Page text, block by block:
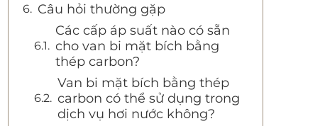
Câu hỏi thường gặp
Các cấp áp suất nào có sẵn
cho van bi mặt bích bằng
thép carbon?
Van bi mặt bích bằng thép
carbon có thể sử dụng trong
dịch vụ hơi nước không?